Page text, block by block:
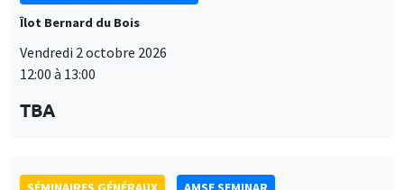
Îlot Bernard du Bois
Vendredi 2 octobre 2026
12:00 à 13:00
TBA